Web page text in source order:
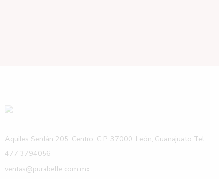
Aquiles Serdán 205, Centro, C.P. 37000, León, Guanajuato Tel.
477 3794056
ventas@purabelle.com.mx